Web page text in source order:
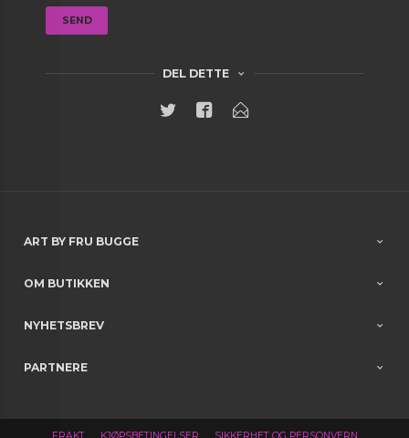
SEND
DEL DETTE
ART BY FRU BUGGE
OM BUTIKKEN
NYHETSBREV
PARTNERE